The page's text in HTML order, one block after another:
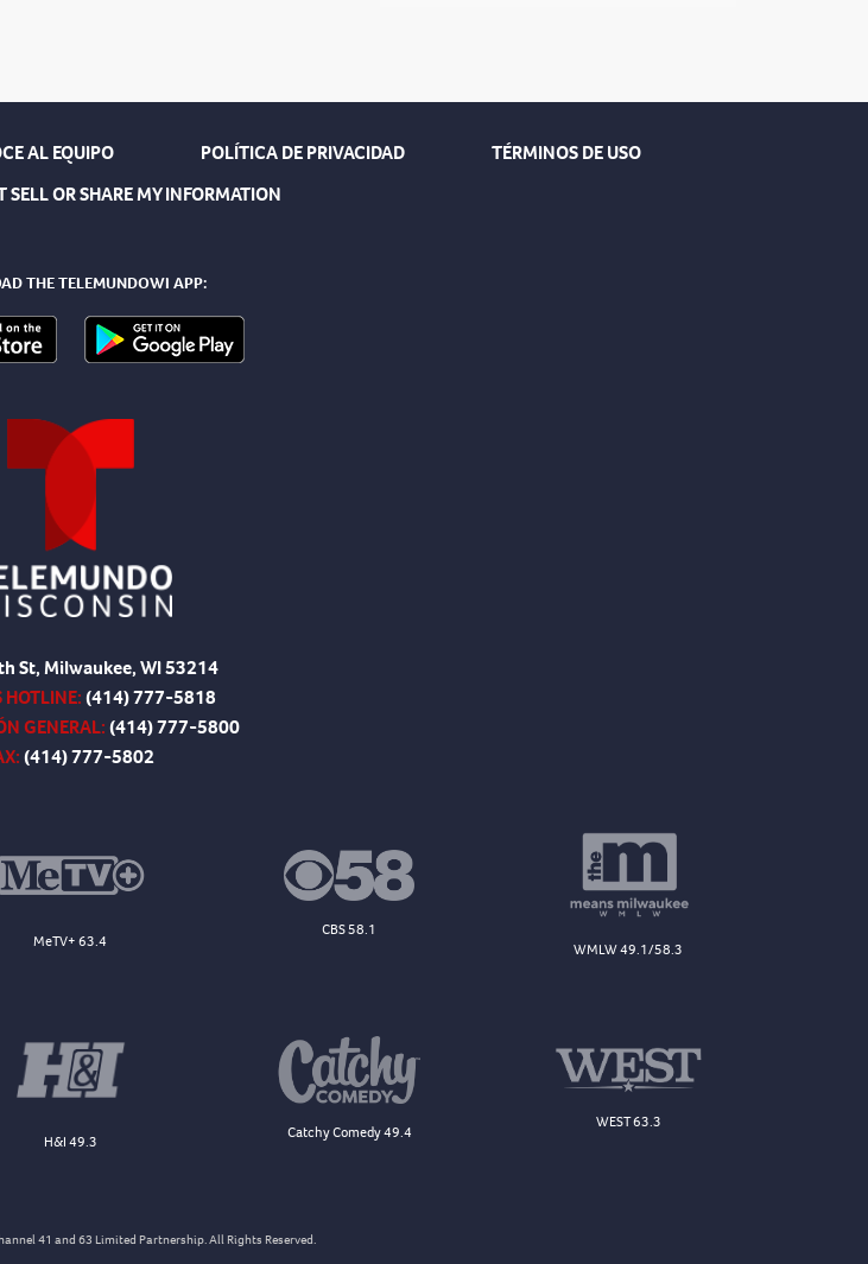
AL EQUIPO POLÍTICA DE PRIVACIDAD
TÉRMINOS DE USO
SELL OR SHARE MY INFORMATION
THE TELEMUNDOWI APP:
St, Milwaukee, WI 53214
HOTLINE:(414) 777-5818
GENERAL:(414) 777-5800
(414) 777-5802
MeTV+ 63.4
CBS 58.1
WMLW 49.1/58.3
H&I 49.3
Catchy Comedy 49.4
WEST 63.3
41 and 63 Limited Partnership. All Rights Reserved.